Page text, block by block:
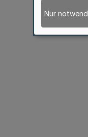
Nur